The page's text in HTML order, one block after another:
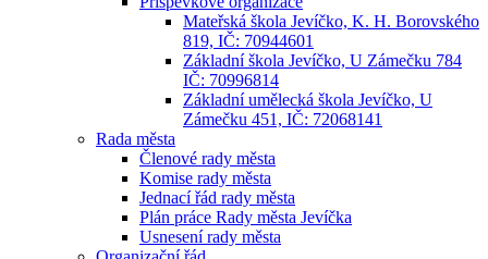
Mateřská škola Jevíčko, K. H. Borovského
819, IČ: 70944601
Základní škola Jevíčko, U Zámečku 784
IČ: 70996814
Základní umělecká škola Jevíčko, U
Zámečku 451, IČ: 72068141
Rada města
Členové rady města
Komise rady města
Jednací řád rady města
Plán práce Rady města Jevíčka
Usnesení rady města